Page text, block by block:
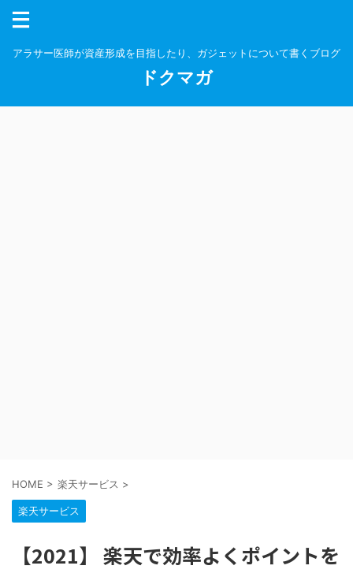
アラサー医師が資産形成を目指したり、ガジェットについて書くブログ
ドクマガ
HOME > 楽天サービス >
楽天サービス
【2021】 楽天で効率よくポイントを